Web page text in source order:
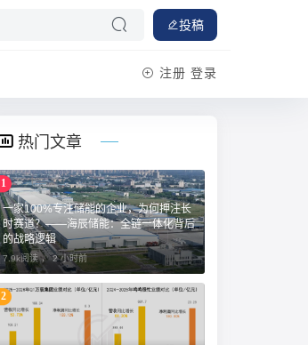
投稿
注册 登录
热门文章
1
一家100%专注储能的企业，为何押注长
时赛道？——海辰储能：全链一体化背后
的战略逻辑
7.9k阅读 ，2 小时前
2